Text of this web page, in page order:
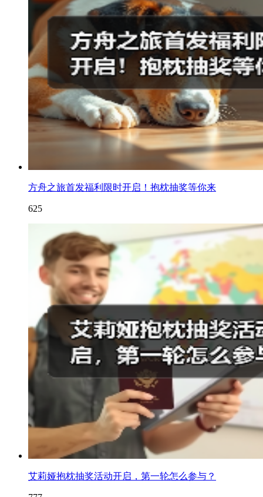
方舟之旅首发福利限时开启！抱枕抽奖等你来
625
艾莉娅抱枕抽奖活动开启，第一轮怎么参与？